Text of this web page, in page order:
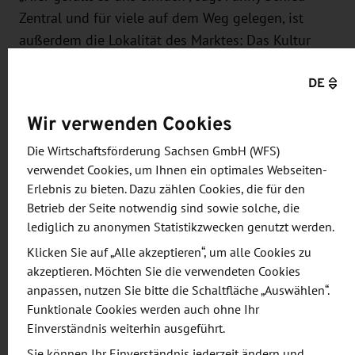
Zentral und für viele auf dem Weg gelegen, ist
außerdem die Lokalität des Marktes: Das Kultur
Cotta und der Friedrichstadt angesiedelt. Und wenn
doch, dann träfe man dort nur selten Erzeuger,
sondern lediglich anonyme Händler, so die
Gastgeberin.
Ein faires Modell für alle
Bei Marktschwärmer Dresden entscheidet der
Landwirt autonom seine Preise. Es fallen keine
Kosten für Zwischenhändler oder Standgebühren
DE
Wir verwenden Cookies
Die Wirtschaftsförderung Sachsen GmbH (WFS)
verwendet Cookies, um Ihnen ein optimales Webseiten-
Erlebnis zu bieten. Dazu zählen Cookies, die für den
Betrieb der Seite notwendig sind sowie solche, die
lediglich zu anonymen Statistikzwecken genutzt werden.
Klicken Sie auf „Alle akzeptieren“, um alle Cookies zu
akzeptieren. Möchten Sie die verwendeten Cookies
anpassen, nutzen Sie bitte die Schaltfläche „Auswählen“.
Funktionale Cookies werden auch ohne Ihr
Einverständnis weiterhin ausgeführt.